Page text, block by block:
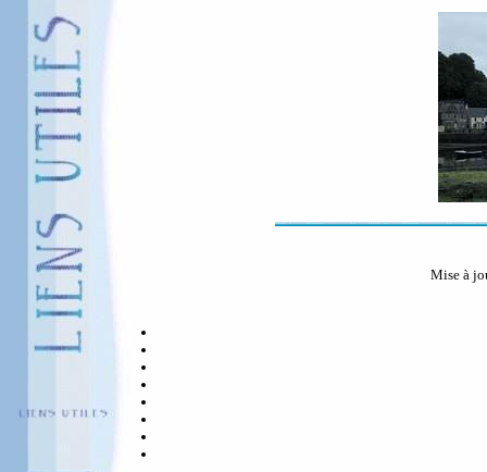
Mise à